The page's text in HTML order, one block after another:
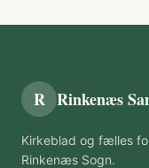
R Rinkenæs
Kirkeblad og fælles
Rinkenæs Sogn.